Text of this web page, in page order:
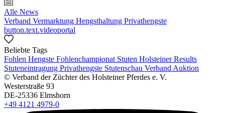
Alle News
Verband Vermarktung Hengsthaltung Privathengste
button.text.videoportal
Beliebte Tags
Fohlen Hengste Fohlenchampionat Stuten Holsteiner Results
Stuteneintragung Privathengste Stutenschau Verband Auktion
© Verband der Züchter des Holsteiner Pferdes e. V.
Westerstraße 93
DE-25336 Elmshorn
+49 4121 4979-0